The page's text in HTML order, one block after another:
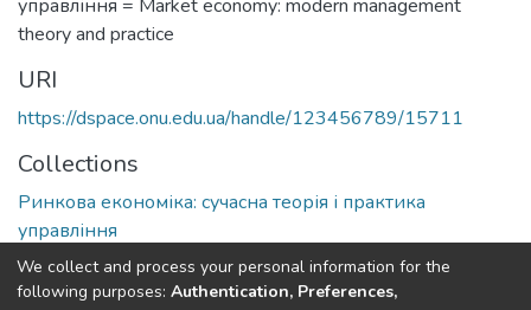
управління = Market economy: modern management
theory and practice
URI
https://dspace.onu.edu.ua/handle/123456789/15711
Collections
Ринкова економіка: сучасна теорія і практика
управління
Full item page
We collect and process your personal information for the
following purposes: Authentication, Preferences,